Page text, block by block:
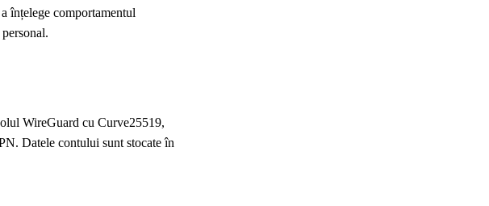
înțelege comportamentul
WireGuard cu Curve25519,
Datele contului sunt stocate în